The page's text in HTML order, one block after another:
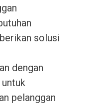
solusi
dengan
pelanggan